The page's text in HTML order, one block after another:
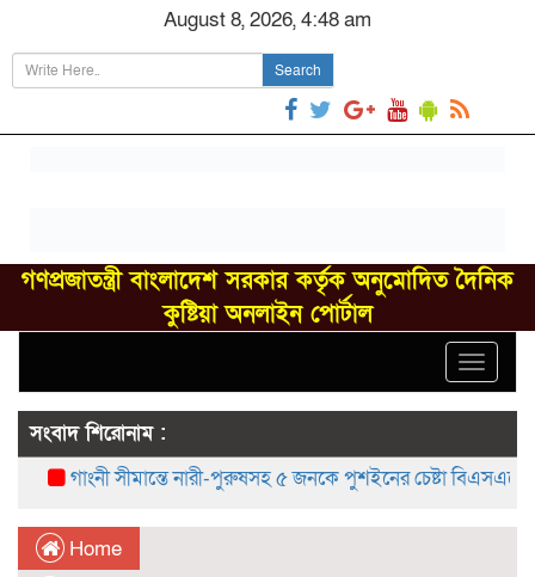
August 8, 2026, 4:48 am
Search
গণপ্রজাতন্ত্রী বাংলাদেশ সরকার কর্তৃক অনুমোদিত দৈনিক
কুষ্টিয়া অনলাইন পোর্টাল
Toggle
সংবাদ শিরোনাম :
গাংনী সীমান্তে নারী-পুরুষসহ ৫ জনকে পুশইনের চেষ্টা বিএসএফের,
Home